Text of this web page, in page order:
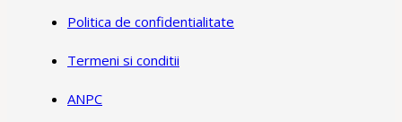
Politica de confidentialitate
Termeni si conditii
ANPC